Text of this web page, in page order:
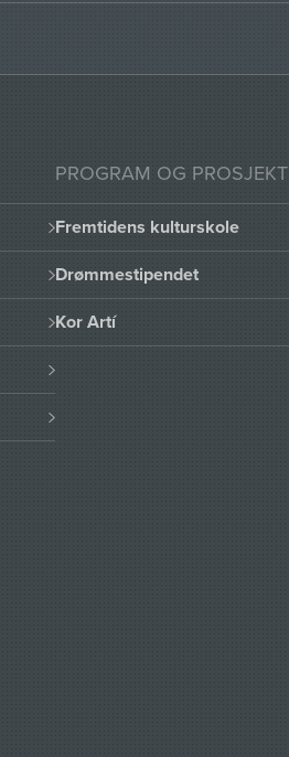
PROGRAM OG PROSJEKT
Fremtidens kulturskole
Drømmestipendet
Kor Artí